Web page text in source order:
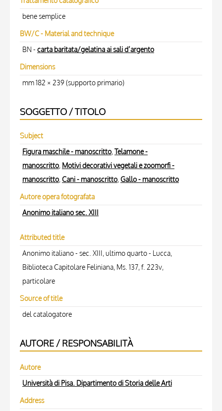
bene semplice
BW/C - Material and technique
BN - carta baritata/gelatina ai sali d’argento
Dimensions
mm 182 × 239 (supporto primario)
SOGGETTO / TITOLO
Subject
Figura maschile - manoscritto,Telamone -
manoscritto, Motivi decorativi vegetali e zoomorfi -
manoscritto,Cani - manoscritto,Gallo - manoscritto
Autore opera fotografata
Anonimo italiano sec. XIII
Attributed title
Anonimo italiano - sec. XIII, ultimo quarto - Lucca,
Biblioteca Capitolare Feliniana, Ms. 137, f. 223v,
particolare
Source of title
del catalogatore
AUTORE / RESPONSABILITÀ
Autore
Università di Pisa. Dipartimento di Storia delle Arti
Address